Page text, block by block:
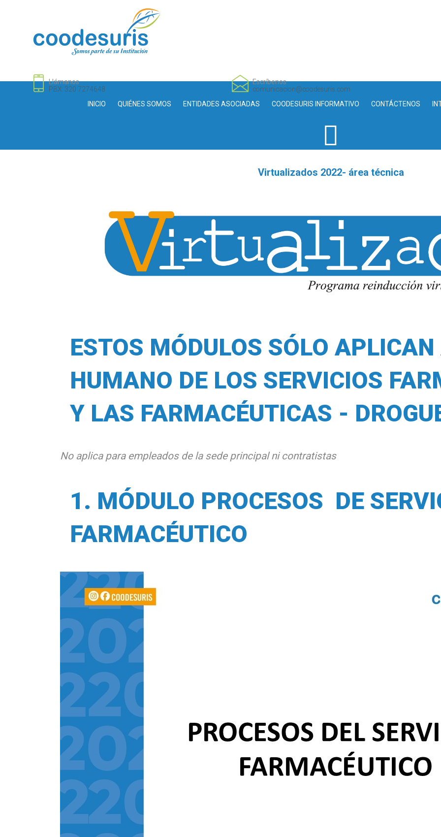
Llámanos
PBX: 320 7274648
Escríbenos
comunicacion@coodesuris.com
INICIO
QUIÉNES SOMOS ENTIDADES ASOCIADAS COODESURIS INFORMATIVO CONTÁCTENOS
Virtualizados 2022- área técnica
ESTOS MÓDULOS SÓLO
HUMANO DE LOS SERVICIOS
Y LAS FARMACÉUTICAS -
No aplica para empleados de la sede principal ni contratistas
1. MÓDULO PROCESOS DE
FARMACÉUTICO